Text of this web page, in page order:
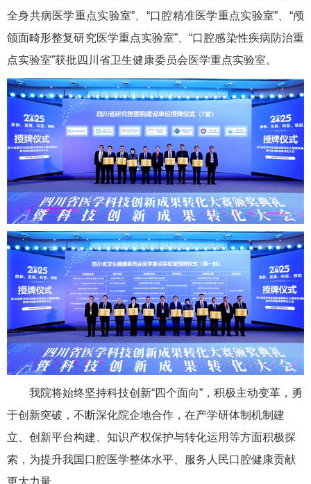
全身共病医学重点实验室”、“口腔精准医学重点实验室”、“颅
颌面畸形整复研究医学重点实验室”、“口腔感染性疾病防治重
点实验室”获批四川省卫生健康委员会医学重点实验室。
我院将始终坚持科技创新“四个面向”，积极主动变革，勇
于创新突破，不断深化院企地合作，在产学研体制机制建
立、创新平台构建、知识产权保护与转化运用等方面积极探
索，为提升我国口腔医学整体水平、服务人民口腔健康贡献
更大力量。